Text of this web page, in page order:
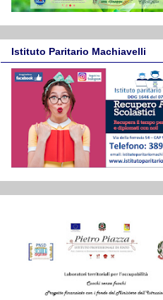
Istituto Paritario Machiavelli